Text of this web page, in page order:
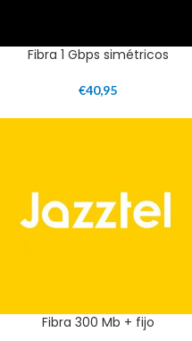
Fibra 1 Gbps simétricos
€40,95
Fibra 300 Mb + fijo